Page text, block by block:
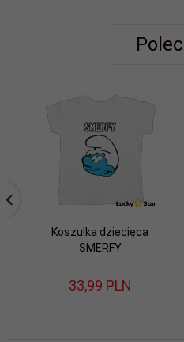
Koszulka dziecięca
SMERFY
33,99 PLN